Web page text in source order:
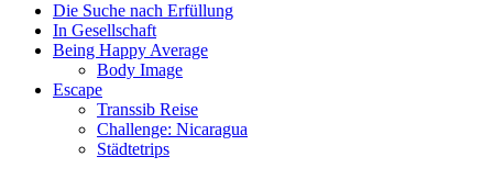
Die Suche nach Erfüllung
In Gesellschaft
Being Happy Average
Body Image
Escape
Transsib Reise
Challenge: Nicaragua
Städtetrips